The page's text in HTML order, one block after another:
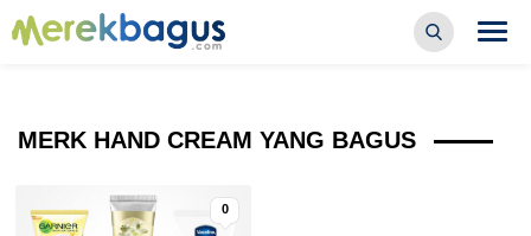
MERK HAND CREAM YANG BAGUS
0